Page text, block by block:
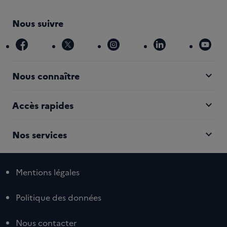
Nous suivre
facebook x instagram linkedin
Nous connaître expand_more
Accès rapides expand_more
Nos services expand_more
Mentions légales
Politique des données
Nous contacter